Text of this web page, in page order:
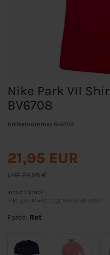
Nike Park VII
BV6708
Artikelnummer BV6708
UVP 24,95 €
21,95 EUR
Inhalt 1 Stück
inkl. ges. MwSt. zzgl.
Versandkosten
Farbe: Rot